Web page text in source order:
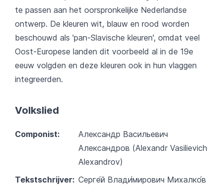
te passen aan het oorspronkelijke Nederlandse
ontwerp. De kleuren wit, blauw en rood worden
beschouwd als 'pan-Slavische kleuren', omdat veel
Oost-Europese landen dit voorbeeld al in de 19e
eeuw volgden en deze kleuren ook in hun vlaggen
integreerden.
Volkslied
Componist:
Александр Васильевич
Александров (Alexandr Vasilievich
Alexandrov)
Tekstschrijver: Серге́й Влади́мирович Михалко́в